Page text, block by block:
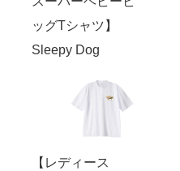
ッグTシャツ】
Sleepy Dog
【レディース